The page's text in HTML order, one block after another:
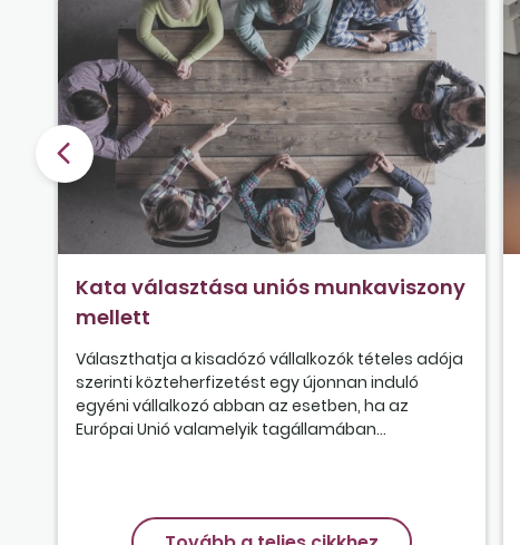
Kata választása uniós munkaviszony
mellett
Választhatja a kisadózó vállalkozók tételes adója
szerinti közteherfizetést egy újonnan induló
egyéni vállalkozó abban az esetben, ha az
Európai Unió valamelyik tagállamában...